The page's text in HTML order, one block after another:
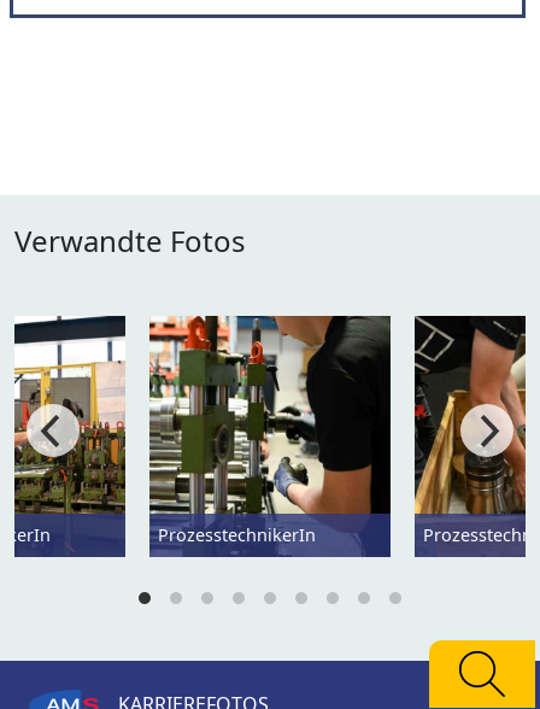
Verwandte Fotos
ProzesstechnikerIn
KARRIEREFOTOS